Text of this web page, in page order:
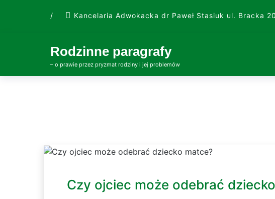
/ Kancelaria Adwokacka dr Paweł Stasiuk ul. Bracka
Rodzinne paragrafy
– o prawie przez pryzmat rodziny i jej problemów
Czy ojciec może odebrać